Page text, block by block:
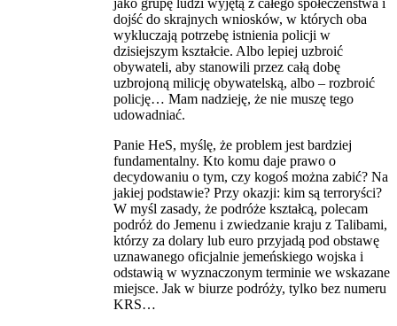
jako grupę ludzi wyjętą z całego społeczeństwa i
dojść do skrajnych wniosków, w których oba
wykluczają potrzebę istnienia policji w
dzisiejszym kształcie. Albo lepiej uzbroić
obywateli, aby stanowili przez całą dobę
uzbrojoną milicję obywatelską, albo – rozbroić
policję… Mam nadzieję, że nie muszę tego
udowadniać.
Panie HeS, myślę, że problem jest bardziej
fundamentalny. Kto komu daje prawo o
decydowaniu o tym, czy kogoś można zabić? Na
jakiej podstawie? Przy okazji: kim są terroryści?
W myśl zasady, że podróże kształcą, polecam
podróż do Jemenu i zwiedzanie kraju z Talibami,
którzy za dolary lub euro przyjadą pod obstawę
uznawanego oficjalnie jemeńskiego wojska i
odstawią w wyznaczonym terminie we wskazane
miejsce. Jak w biurze podróży, tylko bez numeru
KRS…